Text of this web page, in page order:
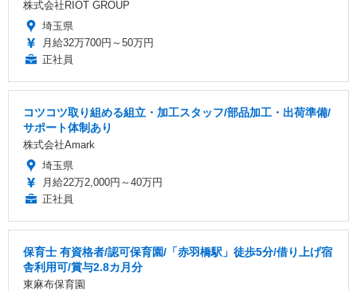
株式会社RIOT GROUP
埼玉県
月給32万700円～50万円
正社員
コツコツ取り組める組立・加工スタッフ/部品加工・出荷準備/
サポート体制あり
株式会社Amark
埼玉県
月給22万2,000円～40万円
正社員
保育士 有資格者/認可保育園/「赤羽橋駅」徒歩5分/借り上げ宿
舎利用可/賞与2.8カ月分
東麻布保育園